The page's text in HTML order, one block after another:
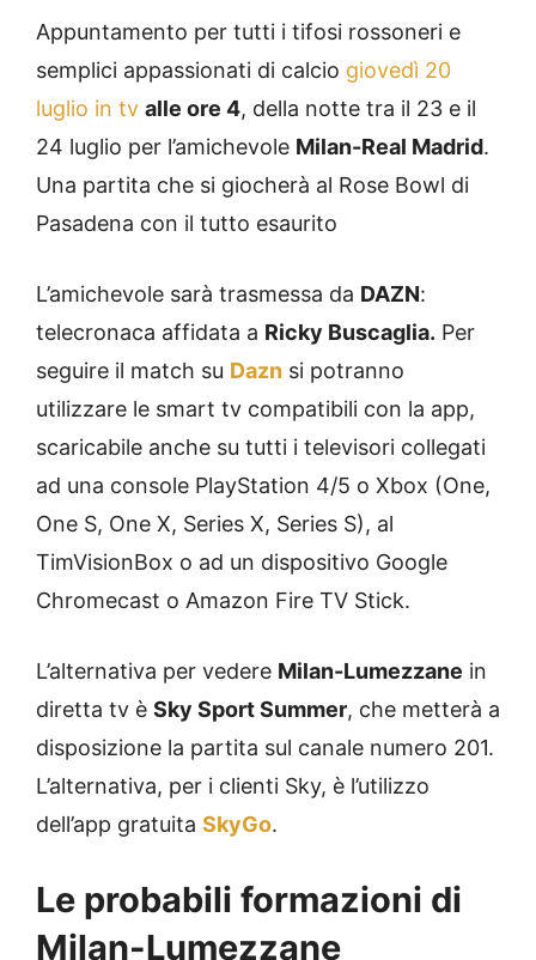
Appuntamento per tutti i tifosi rossoneri e
semplici appassionati di calcio giovedì 20
luglio in tv alle ore 4, della notte tra il 23 e il
24 luglio per l’amichevole Milan-Real Madrid.
Una partita che si giocherà al Rose Bowl di
Pasadena con il tutto esaurito
L’amichevole sarà trasmessa da DAZN:
telecronaca affidata a Ricky Buscaglia. Per
seguire il match su Dazn si potranno
utilizzare le smart tv compatibili con la app,
scaricabile anche su tutti i televisori collegati
ad una console PlayStation 4/5 o Xbox (One,
One S, One X, Series X, Series S), al
TimVisionBox o ad un dispositivo Google
Chromecast o Amazon Fire TV Stick.
L’alternativa per vedere Milan-Lumezzane in
diretta tv è Sky Sport Summer, che metterà a
disposizione la partita sul canale numero 201.
L’alternativa, per i clienti Sky, è l’utilizzo
dell’app gratuita SkyGo.
Le probabili formazioni di
Milan-Lumezzane